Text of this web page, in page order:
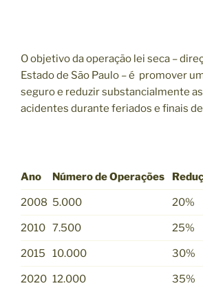
O objetivo da operação lei seca –
Estado de São Paulo – é promover
seguro e reduzir substancialmente
acidentes durante feriados e finais
Ano Número de Operações
2008 5.000 20%
2010 7.500 25%
2015 10.000 30%
2020 12.000 35%